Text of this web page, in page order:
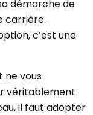
démarche de
carrière.
c’est une
ne vous
véritablement
il faut adopter